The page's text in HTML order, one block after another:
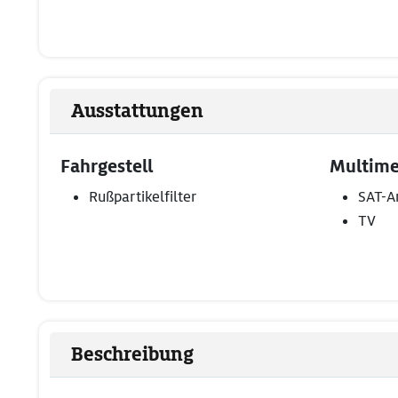
Ausstattungen
Fahrgestell
Rußpartikelfilter
SAT-
TV
Beschreibung